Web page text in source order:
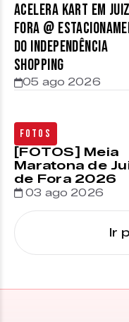
Acelera Kart em
Fora @
do Independência
Shopping
05 ago 2026
Fotos
[FOTOS] Meia
Maratona de
de Fora 2026
03 ago 2026
Ir